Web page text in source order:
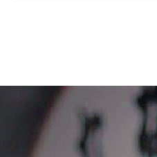
個人情報の利用目的
お客さまからお預かり